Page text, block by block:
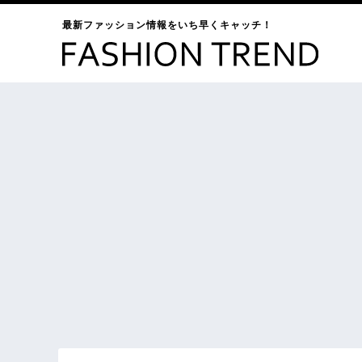
最新ファッション情報をいち早くキャッチ！